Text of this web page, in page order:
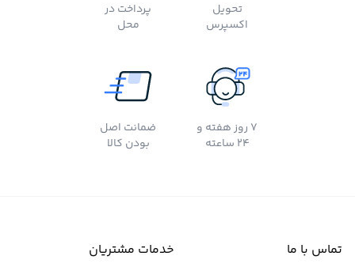
تحویل
اکسپرس
پرداخت در
محل
7 روز هفته و
24 ساعته
ضمانت اصل
بودن کالا
تماس با ما خدمات مشتریان